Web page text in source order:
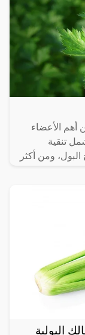
أهم الأعضاء
تنقية
ومن أكثر
البولية